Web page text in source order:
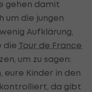
gehen damit
um die jungen
Aufklärung,
die Tour de France
um zu sagen:
eure Kinder in den
da gibt